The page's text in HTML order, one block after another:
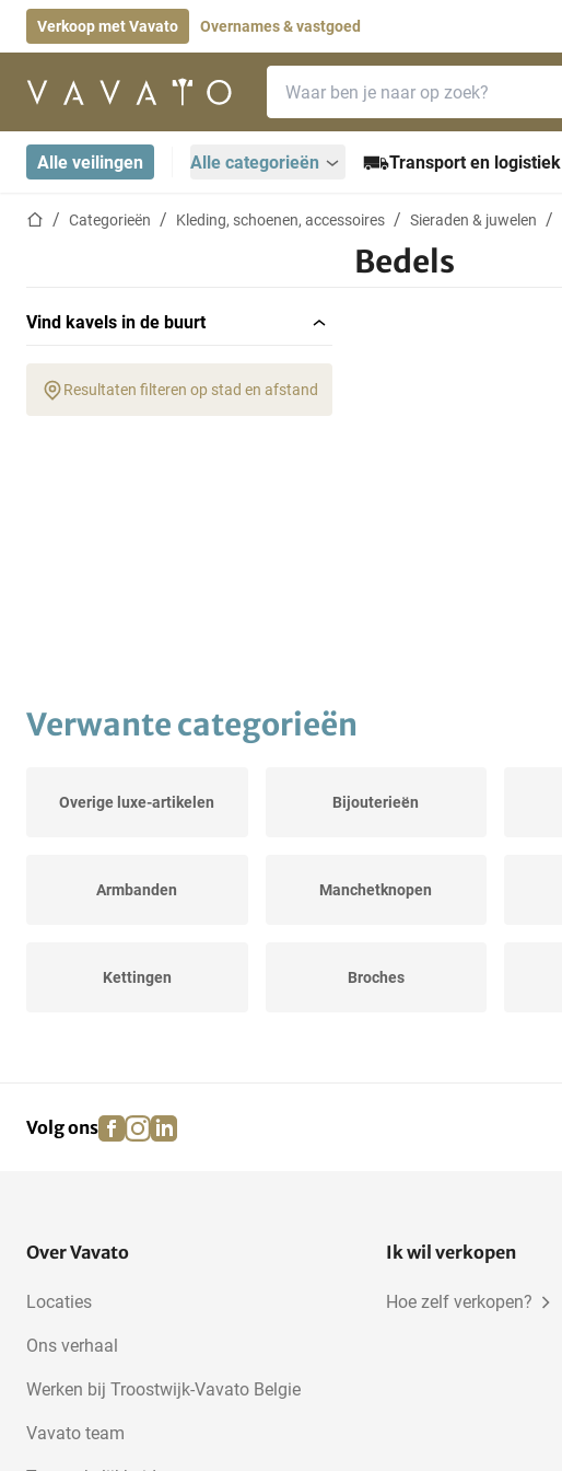
Verkoop met Vavato Overnames & vastgoed
Startpagina
Alle veilingen Alle categorieën Transport en logistiek
StartpaginaCategorieën Kleding, schoenen, accessoires Sieraden & juwelen
Bedels
Vind kavels in de buurt
Resultaten filteren op stad en afstand
Verwante categorieën
Overige luxe-artikelen Bijouterieën
Armbanden Manchetknopen
Kettingen Broches
Volg ons facebook
instagram
linkedin
Over Vavato
Locaties
Ons verhaal
Werken bij Troostwijk-Vavato Belgie
Vavato team
Ik wil verkopen
Hoe zelf verkopen?